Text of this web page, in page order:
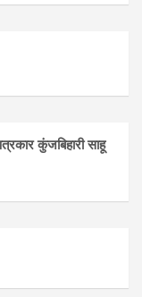
कुंजबिहारी साहू